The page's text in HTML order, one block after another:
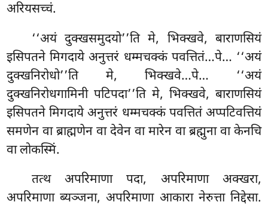
अरियसच्चं.
‘‘अयं दुक्खसमुदयो’’ति मे, भिक्खवे, बाराणसियं
इसिपतने मिगदाये अनुत्तरं धम्मचक्कं पवत्तितं…पे… ‘‘अयं
दुक्खनिरोधो’’ति मे, भिक्खवे…पे… ‘‘अयं
दुक्खनिरोधगामिनी पटिपदा’’ति मे, भिक्खवे, बाराणसियं
इसिपतने मिगदाये अनुत्तरं धम्मचक्कं पवत्तितं अप्पटिवत्तियं
समणेन वा ब्राह्मणेन वा देवेन वा मारेन वा ब्रह्मुना वा केनचि
वा लोकस्मिं.
तत्थ अपरिमाणा पदा, अपरिमाणा अक्खरा,
अपरिमाणा ब्यञ्जना, अपरिमाणा आकारा नेरुत्ता निद्देसा.